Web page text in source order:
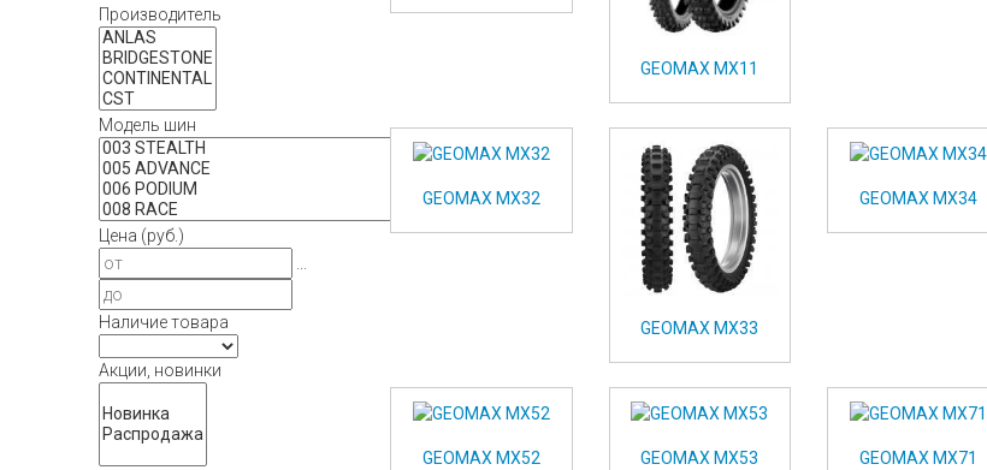
Производитель
Модель шин
Цена (руб.)
Наличие товара
Акции, новинки
GEOMAX MX11
GEOMAX MX32
GEOMAX MX33
GEOMAX MX34
GEOMAX MX52 GEOMAX MX53 GEOMAX MX71